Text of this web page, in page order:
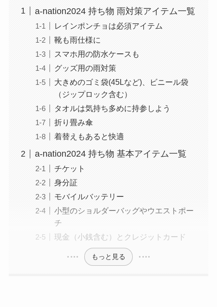
a-nation2024 持ち物 雨対策アイテム一覧
レインポンチョは必須アイテム
靴も雨仕様に
スマホ用の防水ケースも
グッズ用の雨対策
大きめのゴミ袋(45Lなど)、ビニール袋
（ジップロック含む）
タオルは気持ち多めに持参しよう
折り畳み傘
着替えもあると快適
a-nation2024 持ち物 基本アイテム一覧
チケット
身分証
モバイルバッテリー
小型のショルダーバッグやウエストポー
チ
現金（小銭含む）とクレジットカード
もっと見る